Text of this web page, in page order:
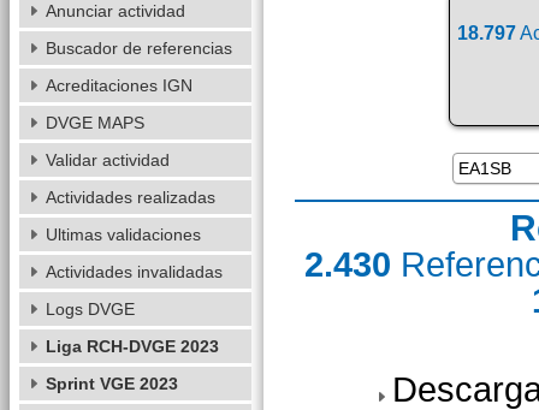
18.797
2.430
Anunciar actividad
Buscador de referencias
Acreditaciones IGN
DVGE MAPS
Validar actividad
Actividades realizadas
Ultimas validaciones
Actividades invalidadas
Logs DVGE
Liga RCH-DVGE 2023
Sprint VGE 2023